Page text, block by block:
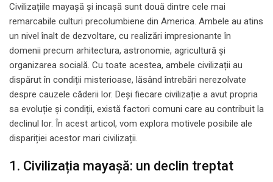
Civilizațiile mayașă și incașă sunt două dintre cele mai
remarcabile culturi precolumbiene din America. Ambele au atins
un nivel înalt de dezvoltare, cu realizări impresionante în
domenii precum arhitectura, astronomie, agricultură și
organizarea socială. Cu toate acestea, ambele civilizații au
dispărut în condiții misterioase, lăsând întrebări nerezolvate
despre cauzele căderii lor. Deși fiecare civilizație a avut propria
sa evoluție și condiții, există factori comuni care au contribuit la
declinul lor. În acest articol, vom explora motivele posibile ale
dispariției acestor mari civilizații.
1. Civilizația mayașă: un declin treptat